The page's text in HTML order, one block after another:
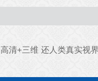
高清+三维 还人类真实视